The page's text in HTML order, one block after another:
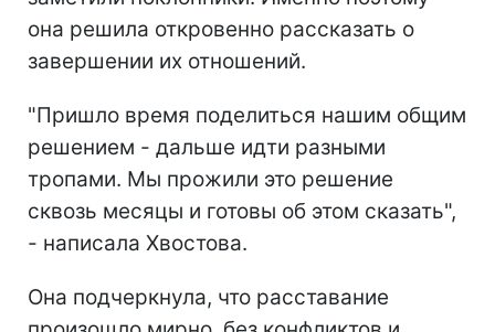
она решила откровенно рассказать о
завершении их отношений.
"Пришло время поделиться нашим общим
решением - дальше идти разными
тропами. Мы прожили это решение
сквозь месяцы и готовы об этом сказать",
- написала Хвостова.
Она подчеркнула, что расставание